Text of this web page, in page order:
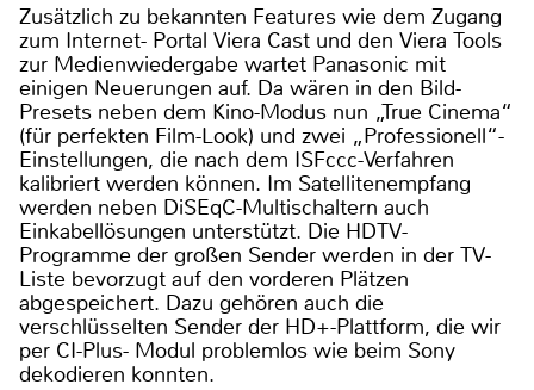
Zusätzlich zu bekannten Features wie dem Zugang
zum Internet- Portal Viera Cast und den Viera Tools
zur Medienwiedergabe wartet Panasonic mit
einigen Neuerungen auf. Da wären in den Bild-
Presets neben dem Kino-Modus nun „True Cinema“
(für perfekten Film-Look) und zwei „Professionell“-
Einstellungen, die nach dem ISFccc-Verfahren
kalibriert werden können. Im Satellitenempfang
werden neben DiSEqC-Multischaltern auch
Einkabellösungen unterstützt. Die HDTV-
Programme der großen Sender werden in der TV-
Liste bevorzugt auf den vorderen Plätzen
abgespeichert. Dazu gehören auch die
verschlüsselten Sender der HD+-Plattform, die wir
per CI-Plus- Modul problemlos wie beim Sony
dekodieren konnten.